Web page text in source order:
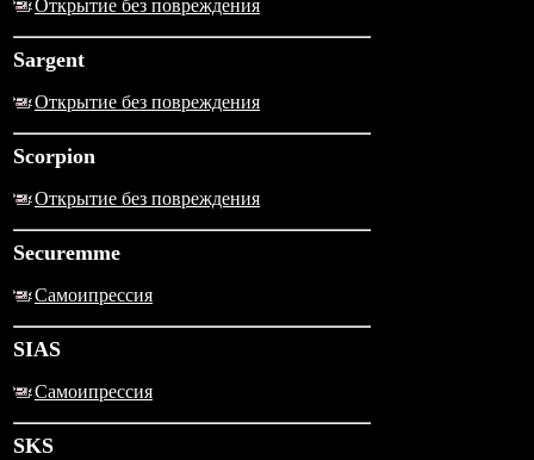
Открытие без повреждения
Sargent
Открытие без повреждения
Scorpion
Открытие без повреждения
Securemme
Самоипрессия
SIAS
Самоипрессия
SKS